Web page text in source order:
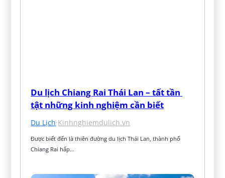
Du lịch Chiang Rai Thái Lan – tất tần
tật những kinh nghiệm cần biết
Du Lịch·Kinhnghiemdulich.vn
Được biết đến là thiên đường du lịch Thái Lan, thành phố
Chiang Rai hấp…